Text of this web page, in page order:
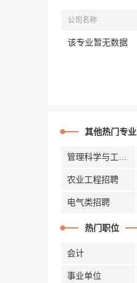
公司名称
该专业暂无数据
其他热门专业
农业工程招聘
电气类招聘
热门职位
会计
事业单位